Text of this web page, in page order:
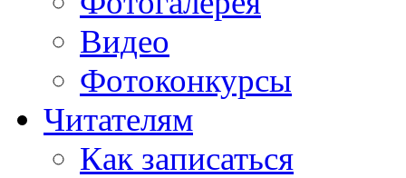
Видео
Фотоконкурсы
Читателям
Как записаться